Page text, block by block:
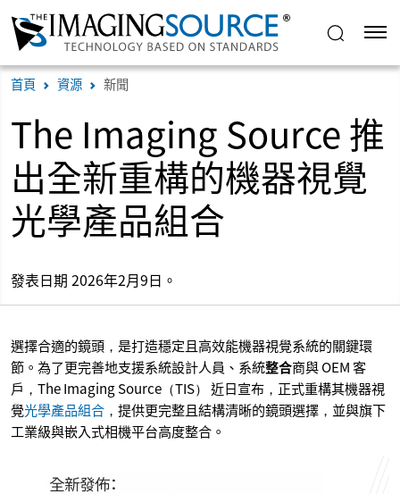
首頁 資源 新聞
The Imaging Source 推
出全新重構的機器視覺
光學產品組合
發表日期 2026年2月9日。
選擇合適的鏡頭，是打造穩定且高效能機器視覺系統的關鍵環
節。為了更完善地支援系統設計人員、系統整合商與 OEM 客
戶，The Imaging Source（TIS） 近日宣布，正式重構其機器視
覺光學產品組合 ，提供更完整且結構清晰的鏡頭選擇，並與旗下
工業級與嵌入式相機平台高度整合。